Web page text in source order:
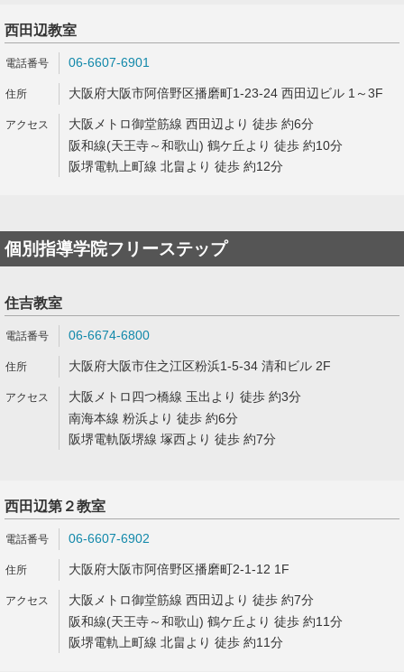
西田辺教室
06-6607-6901
大阪府大阪市阿倍野区播磨町1-23-24 西田辺ビル 1～3F
大阪メトロ御堂筋線 西田辺より 徒歩 約6分
阪和線(天王寺～和歌山) 鶴ケ丘より 徒歩 約10分
阪堺電軌上町線 北畠より 徒歩 約12分
個別指導学院フリーステップ
住吉教室
06-6674-6800
大阪府大阪市住之江区粉浜1-5-34 清和ビル 2F
大阪メトロ四つ橋線 玉出より 徒歩 約3分
南海本線 粉浜より 徒歩 約6分
阪堺電軌阪堺線 塚西より 徒歩 約7分
西田辺第２教室
06-6607-6902
大阪府大阪市阿倍野区播磨町2-1-12 1F
大阪メトロ御堂筋線 西田辺より 徒歩 約7分
阪和線(天王寺～和歌山) 鶴ケ丘より 徒歩 約11分
阪堺電軌上町線 北畠より 徒歩 約11分